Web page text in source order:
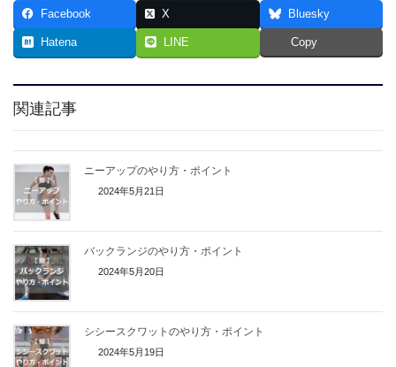
Facebook X Bluesky
Hatena LINE Copy
関連記事
ニーアップのやり方・ポイント
2024年5月21日
バックランジのやり方・ポイント
2024年5月20日
シシースクワットのやり方・ポイント
2024年5月19日